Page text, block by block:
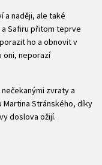
a naději, ale také
Safiru přitom teprve
ho a obnovit v
oni, neporazí
zvraty a
Stránského, díky
doslova ožijí.